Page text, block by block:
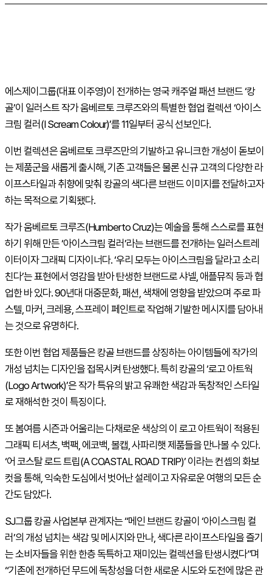
에스제이그룹(대표 이주영)이 전개하는 영국 캐주얼 패션 브랜드 ‘캉
골’이 일러스트 작가 움베르토 크루즈와의 특별한 협업 컬렉션 ‘아이스
크림 컬러(I Scream Colour)’를 11일부터 공식 선보인다.
이번 컬렉션은 움베르토 크루즈만의 기발하고 유니크한 개성이 돋보이
는 제품군을 새롭게 출시해, 기존 고객들은 물론 신규 고객의 다양한 라
이프스타일과 취향에 맞춰 캉골의 색다른 브랜드 이미지를 전달하고자
하는 목적으로 기획됐다.
작가 움베르토 크루즈(Humberto Cruz)는 예술을 통해 스스로를 표현
하기 위해 만든 ‘아이스크림 컬러’라는 브랜드를 전개하는 일러스트레
이터이자 그래픽 디자이너다. ‘우리 모두는 아이스크림을 달라고 소리
친다’는 표현에서 영감을 받아 탄생한 브랜드로 샤넬, 애플뮤직 등과 협
업한 바 있다. 90년대 대중문화, 패션, 색채에 영향을 받았으며 주로 파
스텔, 마커, 크레용, 스프레이 페인트로 작업해 기발한 메시지를 담아내
는 것으로 유명하다.
또한 이번 협업 제품들은 캉골 브랜드를 상징하는 아이템들에 작가의
개성 넘치는 디자인을 접목시켜 탄생했다. 특히 캉골의 ‘로고 아트웍
(Logo Artwork)’은 작가 특유의 밝고 유쾌한 색감과 독창적인 스타일
로 재해석한 것이 특징이다.
또 봄여름 시즌과 어울리는 다채로운 색상의 이 로고 아트웍이 적용된
그래픽 티셔츠, 백팩, 에코백, 볼캡, 사파리햇 제품들을 만나볼 수 있다.
‘어 코스탈 로드 트립(A COASTAL ROAD TRIP)’ 이라는 컨셉의 화보
컷을 통해, 익숙한 도심에서 벗어난 설레이고 자유로운 여행의 모든 순
간도 담았다.
SJ그룹 캉골 사업본부 관계자는 “메인 브랜드 캉골이 ‘아이스크림 컬
러’의 개성 넘치는 색감 및 메시지와 만나, 색다른 라이프스타일을 즐기
는 소비자들을 위한 한층 독특하고 재미있는 컬렉션을 탄생시켰다”며
“기존에 전개하던 무드에 독창성을 더한 새로운 시도와 도전에 많은 관